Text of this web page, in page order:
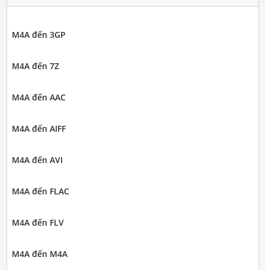
M4A đến 3GP
M4A đến 7Z
M4A đến AAC
M4A đến AIFF
M4A đến AVI
M4A đến FLAC
M4A đến FLV
M4A đến M4A